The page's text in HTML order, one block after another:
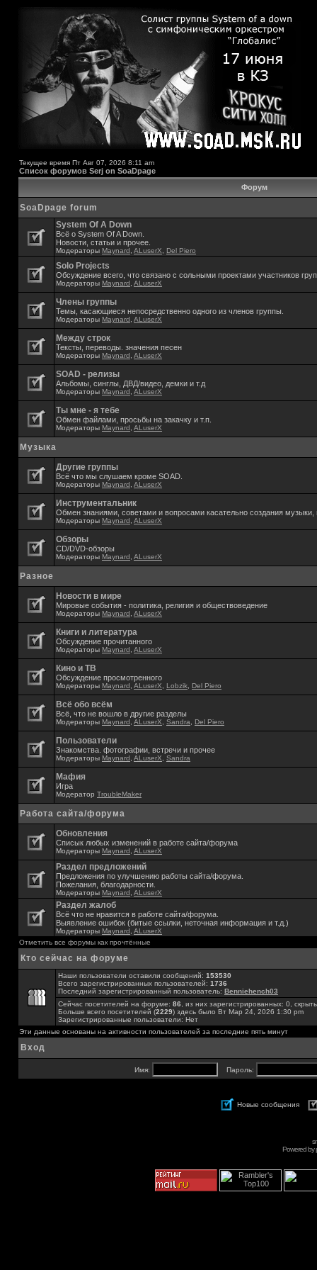
Текущее время Пт Авг 07, 2026 8:11 am
Список форумов Serj on SoaDpage
Форум
SoaDpage forum
System Of A Down
Всё о System Of A Down.
Новости, статьи и прочее.
Модераторы Maynard ALuserX Del Piero
Solo Projects
Обсуждение всего, что связано с сольными проектами участников
Модераторы Maynard ALuserX
Члены группы
Темы, касающиеся непосредственно одного из членов группы.
Модераторы Maynard ALuserX
Между строк
Тексты, переводы. значения песен
Модераторы Maynard ALuserX
SOAD - релизы
Альбомы, синглы, ДВД/видео, демки и т.д
Модераторы Maynard ALuserX
Ты мне - я тебе
Обмен файлами, просьбы на закачку и т.п.
Модераторы Maynard ALuserX
Музыка
Другие группы
Всё что мы слушаем кроме SOAD.
Модераторы Maynard ALuserX
Инструментальник
Обмен знаниями, советами и вопросами касательно создания музыки,
Модераторы Maynard ALuserX
Обзоры
CD/DVD-обзоры
Модераторы Maynard ALuserX
Разное
Новости в мире
Мировые события - политика, религия и обществоведение
Модераторы Maynard ALuserX
Книги и литература
Обсуждение прочитанного
Модераторы Maynard ALuserX
Кино и ТВ
Обсуждение просмотренного
Модераторы Maynard ALuserX Lobzik Del Piero
Всё обо всём
Всё, что не вошло в другие разделы
Модераторы Maynard ALuserX Sandra Del Piero
Пользователи
Знакомства. фотографии, встречи и прочее
Модераторы Maynard ALuserX Sandra
Мафия
Игра
Модератор TroubleMaker
Работа сайта/форума
Обновления
Списык любых изменений в работе сайта/форума
Модераторы Maynard ALuserX
Раздел предложений
Предложения по улучшению работы сайта/форума.
Пожелания, благодарности.
Модераторы Maynard ALuserX
Раздел жалоб
Всё что не нравится в работе сайта/форума.
Выявление ошибок (битые ссылки, неточная информация и т.д.)
Модераторы Maynard ALuserX
Отметить все форумы как прочтённые
Кто сейчас на форуме
Наши пользователи оставили сообщений: 153530
Всего зарегистрированных пользователей: 1736
Последний зарегистрированный пользователь: Benniehench03
Сейчас посетителей на форуме: 86 , из них зарегистрированных: 0,
Больше всего посетителей (2229) здесь было Вт Мар 24, 2026 1:30 pm
Зарегистрированные пользователи: Нет
Эти данные основаны на активности пользователей за последние пять минут
Вход
Имя: Пароль:
Новые сообщения
Powered by